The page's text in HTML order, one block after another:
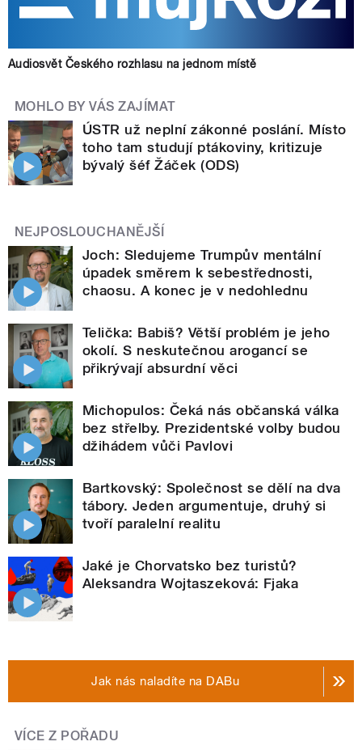
Audiosvět Českého rozhlasu na jednom místě
MOHLO BY VÁS ZAJÍMAT
ÚSTR už neplní zákonné poslání. Místo
toho tam studují ptákoviny, kritizuje
bývalý šéf Žáček (ODS)
NEJPOSLOUCHANĚJŠÍ
Joch: Sledujeme Trumpův mentální
úpadek směrem k sebestřednosti,
chaosu. A konec je v nedohlednu
Telička: Babiš? Větší problém je jeho
okolí. S neskutečnou arogancí se
přikrývají absurdní věci
Michopulos: Čeká nás občanská válka
bez střelby. Prezidentské volby budou
džihádem vůči Pavlovi
Bartkovský: Společnost se dělí na dva
tábory. Jeden argumentuje, druhý si
tvoří paralelní realitu
Jaké je Chorvatsko bez turistů?
Aleksandra Wojtaszeková: Fjaka
Jak nás naladíte na DABu
VÍCE Z POŘADU